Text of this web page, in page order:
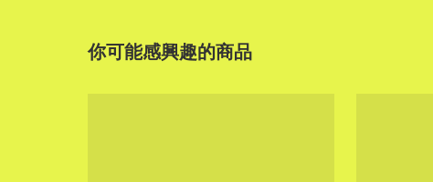
你可能感興趣的商品